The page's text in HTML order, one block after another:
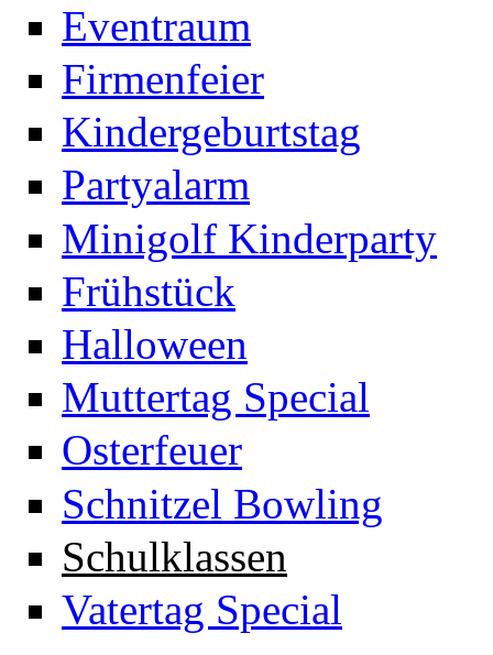
Eventraum
Firmenfeier
Kindergeburtstag
Partyalarm
Minigolf Kinderparty
Frühstück
Halloween
Muttertag Special
Osterfeuer
Schnitzel Bowling
Schulklassen
Vatertag Special